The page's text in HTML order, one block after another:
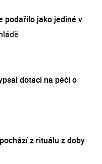
podařilo jako jediné v
dotaci na péči o
z rituálu z doby